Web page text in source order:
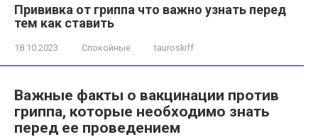
Прививка от гриппа что важно узнать перед
тем как ставить
18.10.2023 Спокойные tauroskiff
Важные факты о вакцинации против
гриппа, которые необходимо знать
перед ее проведением